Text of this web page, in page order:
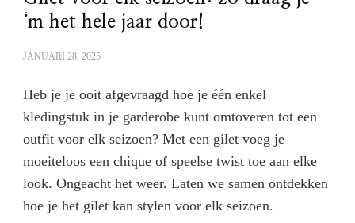
‘m het hele jaar door!
JANUARI 28, 2025
Heb je je ooit afgevraagd hoe je één enkel
kledingstuk in je garderobe kunt omtoveren tot een
outfit voor elk seizoen? Met een gilet voeg je
moeiteloos een chique of speelse twist toe aan elke
look. Ongeacht het weer. Laten we samen ontdekken
hoe je het gilet kan stylen voor elk seizoen.